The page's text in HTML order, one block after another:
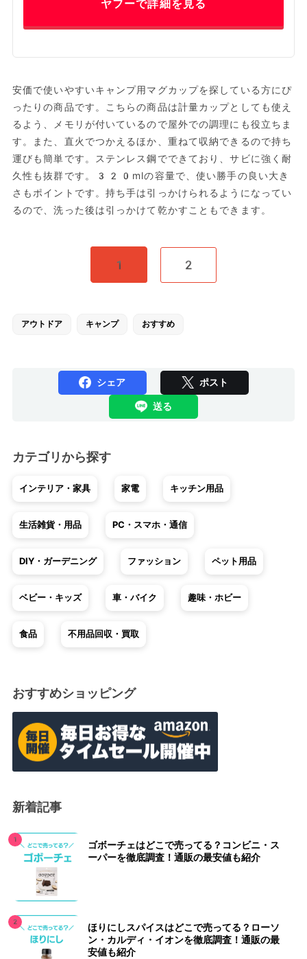
ヤフーで詳細を見る
安価で使いやすいキャンプ用マグカップを探している方にぴ
ったりの商品です。こちらの商品は計量カップとしても使え
るよう、メモリが付いているので屋外での調理にも役立ちま
す。また、直火でつかえるほか、重ねて収納できるので持ち
運びも簡単です。ステンレス鋼でできており、サビに強く耐
久性も抜群です。320mlの容量で、使い勝手の良い大き
さもポイントです。持ち手は引っかけられるようになってい
るので、洗った後は引っかけて乾かすこともできます。
1 2
アウトドア キャンプ おすすめ
シェア ポスト
送る
カテゴリから探す
インテリア・家具 家電 キッチン用品
生活雑貨・用品 PC・スマホ・通信
DIY・ガーデニング ファッション ペット用品
ベビー・キッズ 車・バイク 趣味・ホビー
食品 不用品回収・買取
おすすめショッピング
新着記事
ゴボーチェはどこで売ってる？コンビニ・ス
ーパーを徹底調査！通販の最安値も紹介
ほりにしスパイスはどこで売ってる？ローソ
ン・カルディ・イオンを徹底調査！通販の最
安値も紹介